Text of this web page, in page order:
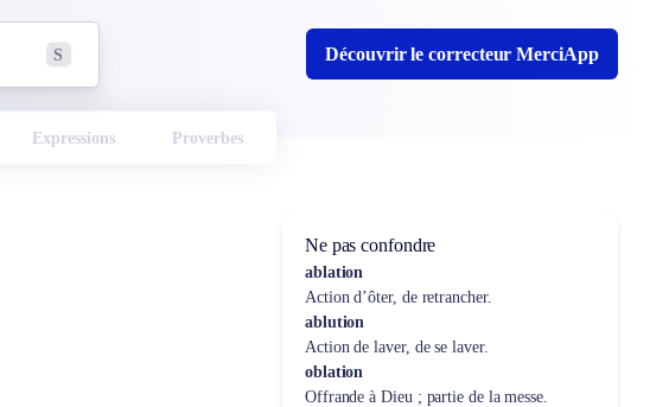
S Découvrir le correcteur MerciApp
Expressions Proverbes
Ne pas confondre
ablation
Action d’ôter, de retrancher.
ablution
Action de laver, de se laver.
oblation
Offrande à Dieu ; partie de la messe.